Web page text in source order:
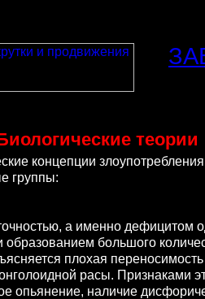
теории
концепции злоупотребления
группы:
а именно дефицитом
большого
плохая
расы. Признаками
опьянение, наличие